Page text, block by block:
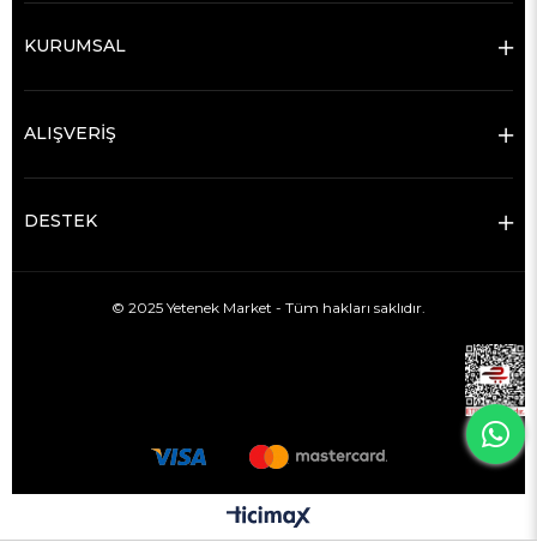
KURUMSAL
ALIŞVERİŞ
DESTEK
© 2025 Yetenek Market - Tüm hakları saklıdır.